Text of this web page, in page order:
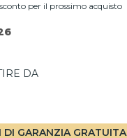
per il prossimo acquisto
DA
DI GARANZIA GRATUITA